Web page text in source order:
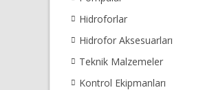
Hidroforlar
Hidrofor Aksesuarları
Teknik Malzemeler
Kontrol Ekipmanları